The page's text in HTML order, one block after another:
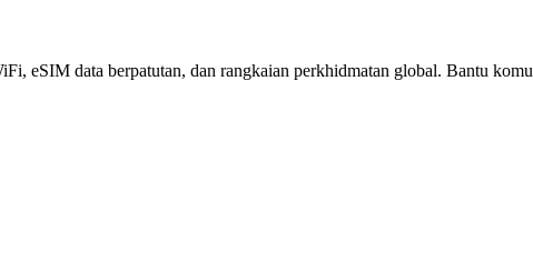
eSIM data berpatutan, dan rangkaian perkhidmatan global. Bantu